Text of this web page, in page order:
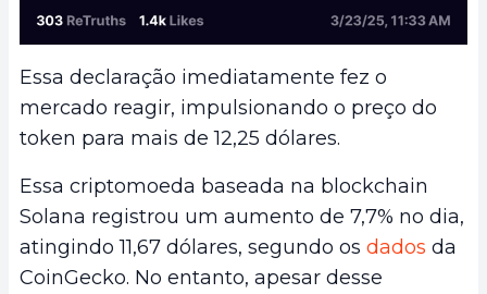
Essa declaração imediatamente fez o
mercado reagir, impulsionando o preço do
token para mais de 12,25 dólares.
Essa criptomoeda baseada na blockchain
Solana registrou um aumento de 7,7% no dia,
atingindo 11,67 dólares, segundo os dados da
CoinGecko. No entanto, apesar desse